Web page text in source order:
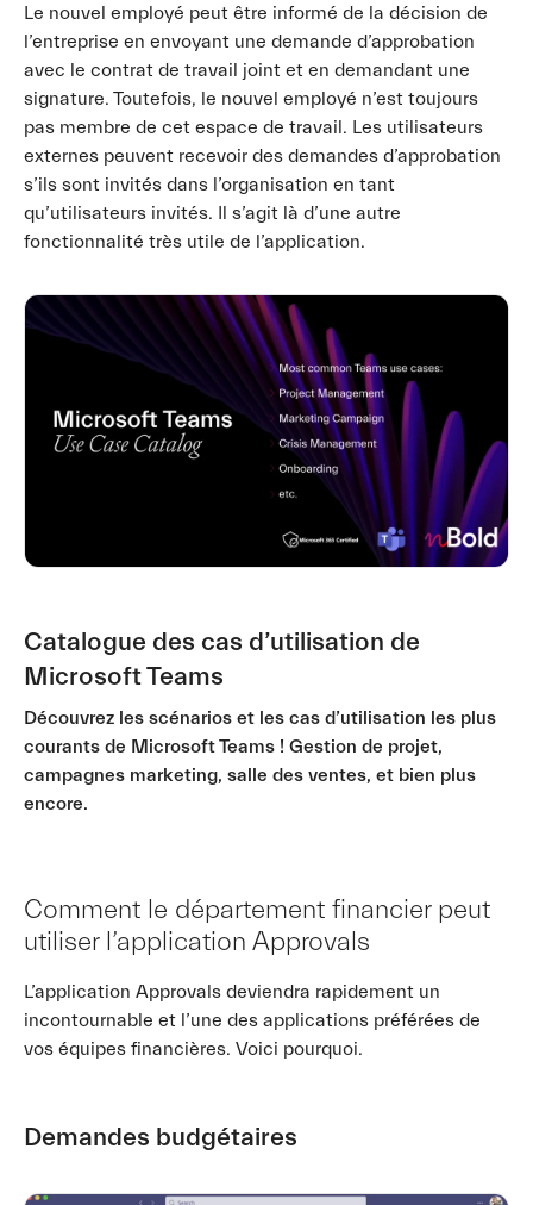
Le nouvel employé peut être informé de la décision de
l’entreprise en envoyant une demande d’approbation
avec le contrat de travail joint et en demandant une
signature. Toutefois, le nouvel employé n’est toujours
pas membre de cet espace de travail. Les utilisateurs
externes peuvent recevoir des demandes d’approbation
s’ils sont invités dans l’organisation en tant
qu’utilisateurs invités. Il s’agit là d’une autre
fonctionnalité très utile de l’application.
Catalogue des cas d’utilisation de
Microsoft Teams
Découvrez les scénarios et les cas d’utilisation les plus
courants de Microsoft Teams ! Gestion de projet,
campagnes marketing, salle des ventes, et bien plus
encore.
Comment le département financier peut
utiliser l’application Approvals
L’application Approvals deviendra rapidement un
incontournable et l’une des applications préférées de
vos équipes financières. Voici pourquoi.
Demandes budgétaires